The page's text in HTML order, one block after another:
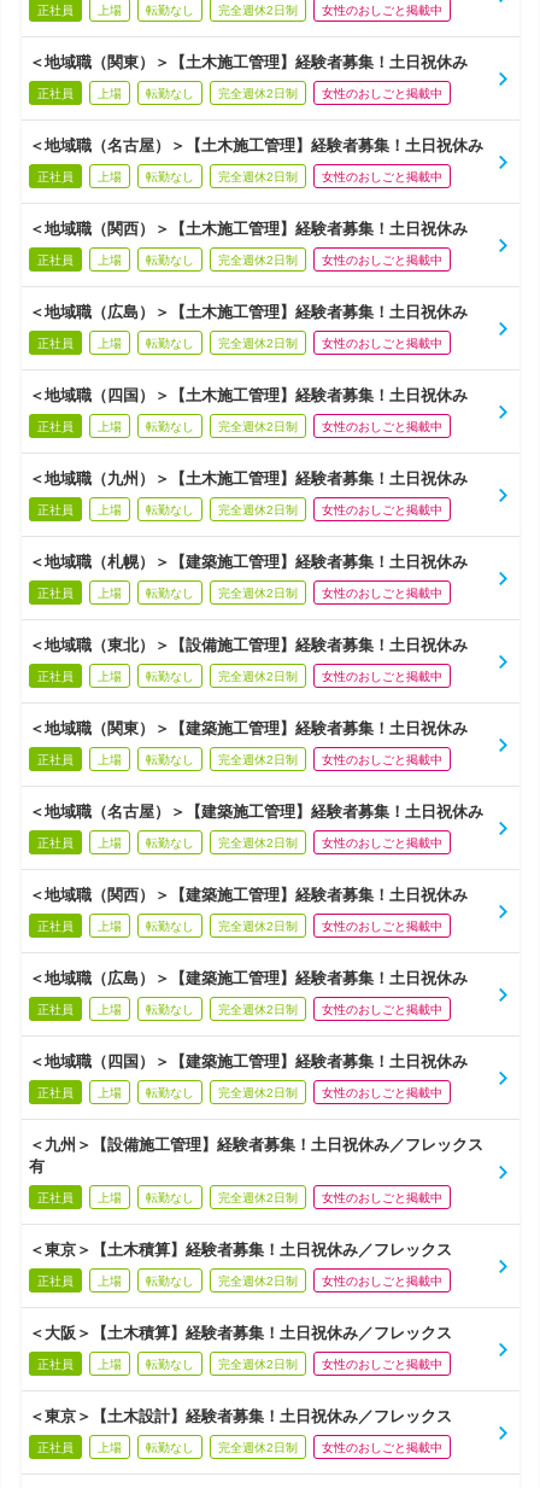
正社員 上場 転勤なし 完全週休2日制 女性のおしごと掲載中
＜地域職（関東）＞【土木施工管理】経験者募集！土日祝休み
正社員 上場 転勤なし 完全週休2日制 女性のおしごと掲載中
＜地域職（名古屋）＞【土木施工管理】経験者募集！土日祝休み
正社員 上場 転勤なし 完全週休2日制 女性のおしごと掲載中
＜地域職（関西）＞【土木施工管理】経験者募集！土日祝休み
正社員 上場 転勤なし 完全週休2日制 女性のおしごと掲載中
＜地域職（広島）＞【土木施工管理】経験者募集！土日祝休み
正社員 上場 転勤なし 完全週休2日制 女性のおしごと掲載中
＜地域職（四国）＞【土木施工管理】経験者募集！土日祝休み
正社員 上場 転勤なし 完全週休2日制 女性のおしごと掲載中
＜地域職（九州）＞【土木施工管理】経験者募集！土日祝休み
正社員 上場 転勤なし 完全週休2日制 女性のおしごと掲載中
＜地域職（札幌）＞【建築施工管理】経験者募集！土日祝休み
正社員 上場 転勤なし 完全週休2日制 女性のおしごと掲載中
＜地域職（東北）＞【設備施工管理】経験者募集！土日祝休み
正社員 上場 転勤なし 完全週休2日制 女性のおしごと掲載中
＜地域職（関東）＞【建築施工管理】経験者募集！土日祝休み
正社員 上場 転勤なし 完全週休2日制 女性のおしごと掲載中
＜地域職（名古屋）＞【建築施工管理】経験者募集！土日祝休み
正社員 上場 転勤なし 完全週休2日制 女性のおしごと掲載中
＜地域職（関西）＞【建築施工管理】経験者募集！土日祝休み
正社員 上場 転勤なし 完全週休2日制 女性のおしごと掲載中
＜地域職（広島）＞【建築施工管理】経験者募集！土日祝休み
正社員 上場 転勤なし 完全週休2日制 女性のおしごと掲載中
＜地域職（四国）＞【建築施工管理】経験者募集！土日祝休み
正社員 上場 転勤なし 完全週休2日制 女性のおしごと掲載中
＜九州＞【設備施工管理】経験者募集！土日祝休み／フレックス
有
正社員 上場 転勤なし 完全週休2日制 女性のおしごと掲載中
＜東京＞【土木積算】経験者募集！土日祝休み／フレックス
正社員 上場 転勤なし 完全週休2日制 女性のおしごと掲載中
＜大阪＞【土木積算】経験者募集！土日祝休み／フレックス
正社員 上場 転勤なし 完全週休2日制 女性のおしごと掲載中
＜東京＞【土木設計】経験者募集！土日祝休み／フレックス
正社員 上場 転勤なし 完全週休2日制 女性のおしごと掲載中